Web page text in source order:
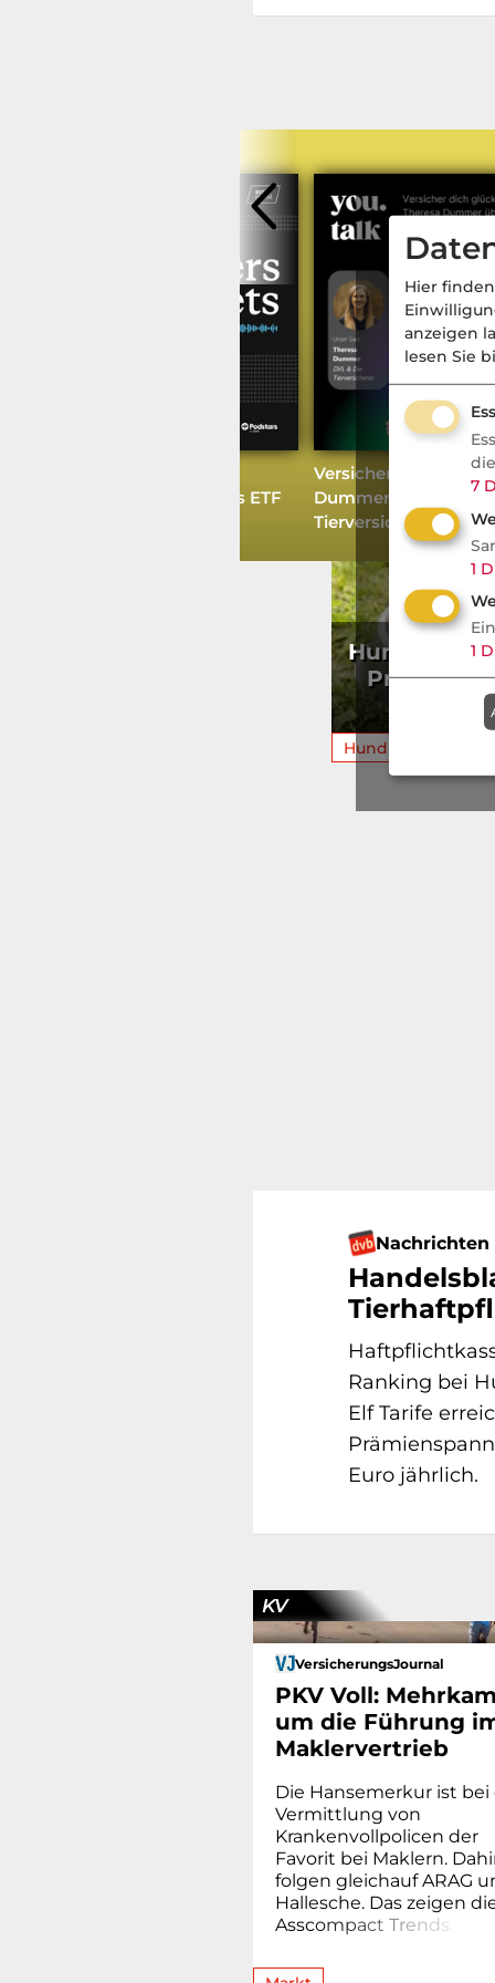
Flaggschiff-Fonds jetzt als ETF
Versicher dich
Dummer über
Tierversicherung & KI
Tiere - Aktuell
Hund
Nachrichten
Ranking bei
Elf Tarife
Euro jährlich.
KV
VersicherungsJournal
PKV Voll:
um die Führung
Maklervertrieb
Die Hansemerkur ist bei
Vermittlung von
Krankenvollpolicen der
Favorit bei Maklern.
folgen gleichauf ARAG
Hallesche. Das zeigen
Asscompact Trends
Hier
anzeigen
lesen Sie
7
1
1